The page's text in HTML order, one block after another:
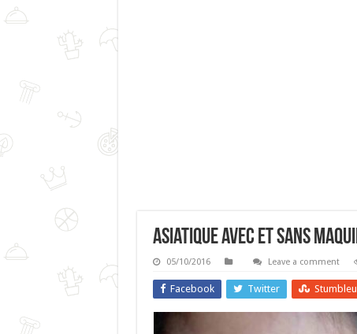
Asiatique Avec Et Sans
05/10/2016 Leave a comment
Facebook Twitter